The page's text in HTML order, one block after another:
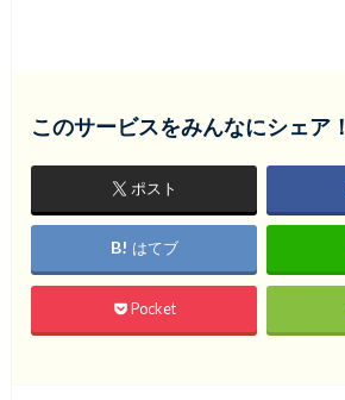
このサービスをみんなにシェア！
ポスト
はてブ
Pocket